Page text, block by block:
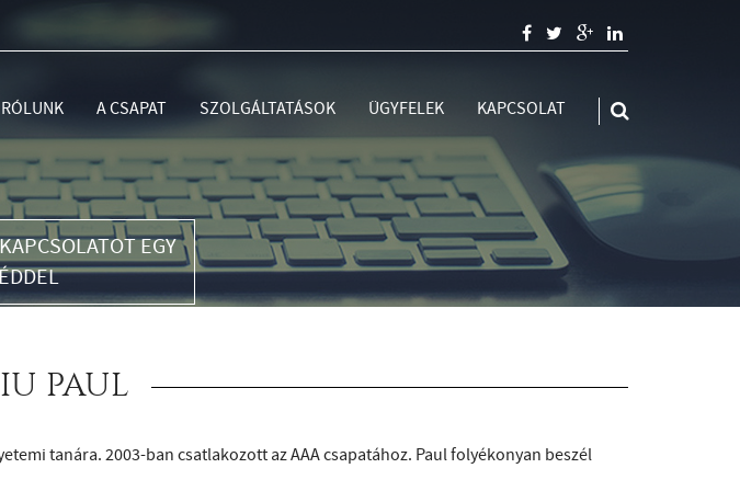
RÓLUNK A CSAPAT SZOLGÁLTATÁSOK ÜGYFELEK KAPCSOLAT 
EGY
PAUL
tanára. 2003-ban csatlakozott az AAA csapatához. Paul folyékonyan beszél